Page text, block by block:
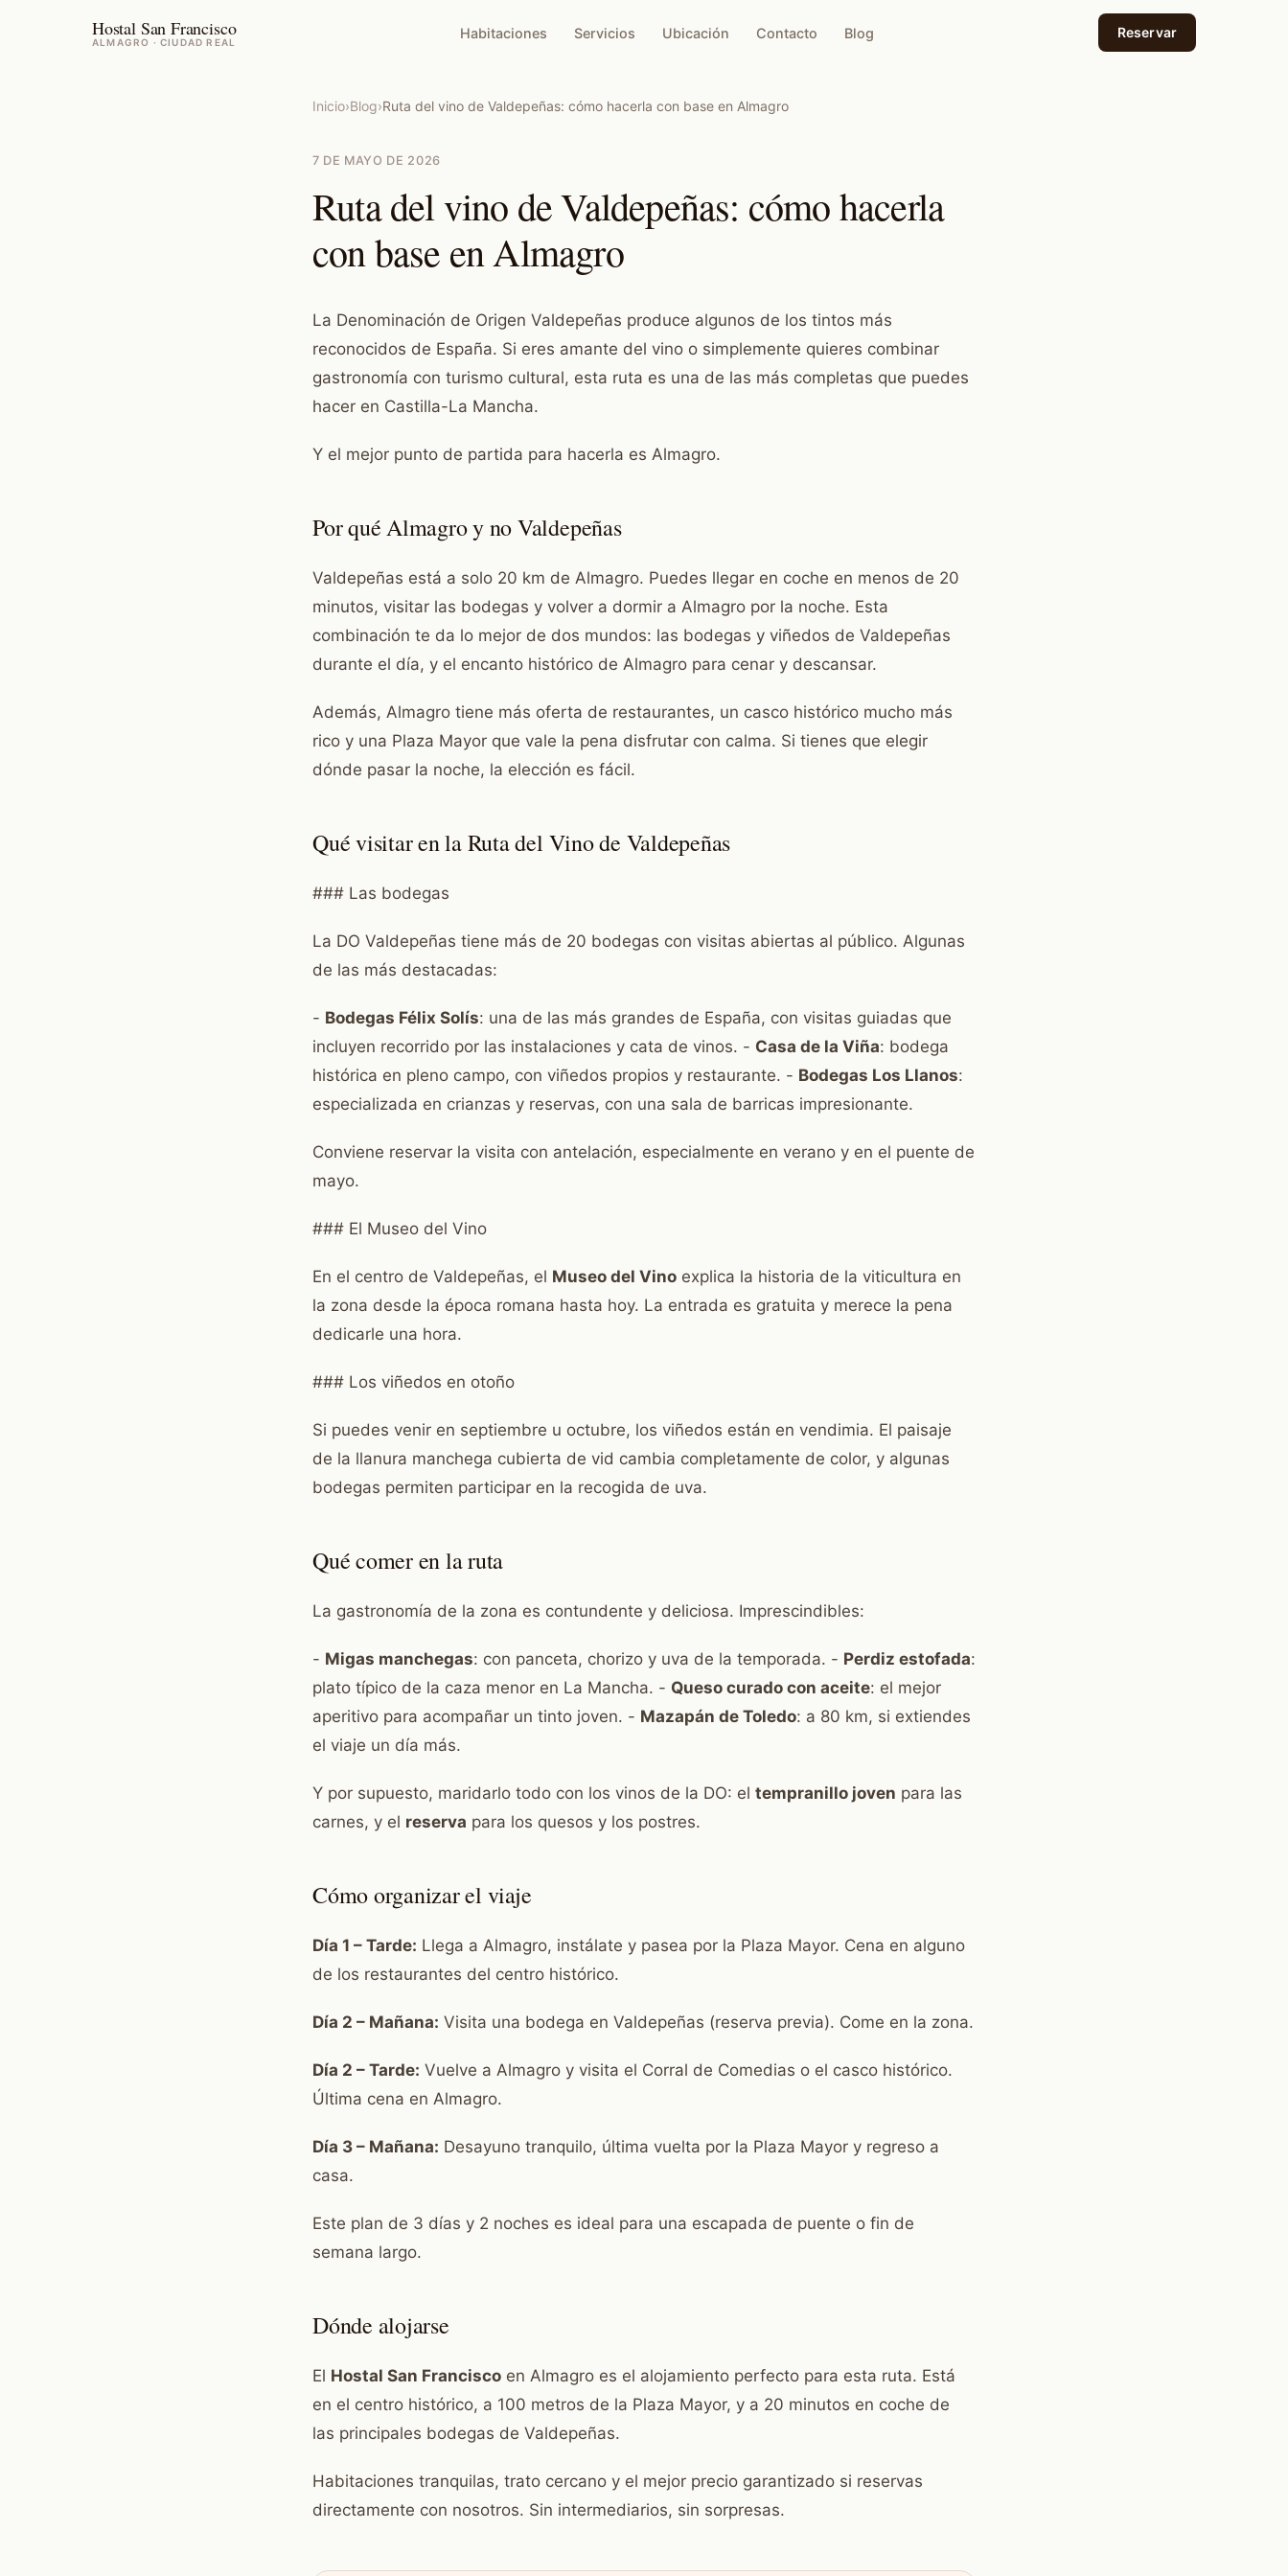
Hostal San Francisco
ALMAGRO · CIUDAD REAL
Habitaciones Servicios Ubicación Contacto Blog Reservar
Inicio›Blog›Ruta del vino de Valdepeñas: cómo hacerla con base en Almagro
7 DE MAYO DE 2026
Ruta del vino de Valdepeñas: cómo hacerla
con base en Almagro
La Denominación de Origen Valdepeñas produce algunos de los tintos más
reconocidos de España. Si eres amante del vino o simplemente quieres combinar
gastronomía con turismo cultural, esta ruta es una de las más completas que puedes
hacer en Castilla-La Mancha.
Y el mejor punto de partida para hacerla es Almagro.
Por qué Almagro y no Valdepeñas
Valdepeñas está a solo 20 km de Almagro. Puedes llegar en coche en menos de 20
minutos, visitar las bodegas y volver a dormir a Almagro por la noche. Esta
combinación te da lo mejor de dos mundos: las bodegas y viñedos de Valdepeñas
durante el día, y el encanto histórico de Almagro para cenar y descansar.
Además, Almagro tiene más oferta de restaurantes, un casco histórico mucho más
rico y una Plaza Mayor que vale la pena disfrutar con calma. Si tienes que elegir
dónde pasar la noche, la elección es fácil.
Qué visitar en la Ruta del Vino de Valdepeñas
### Las bodegas
La DO Valdepeñas tiene más de 20 bodegas con visitas abiertas al público. Algunas
de las más destacadas:
- Bodegas Félix Solís: una de las más grandes de España, con visitas guiadas que
incluyen recorrido por las instalaciones y cata de vinos. - Casa de la Viña: bodega
histórica en pleno campo, con viñedos propios y restaurante. - Bodegas Los Llanos:
especializada en crianzas y reservas, con una sala de barricas impresionante.
Conviene reservar la visita con antelación, especialmente en verano y en el puente de
mayo.
### El Museo del Vino
En el centro de Valdepeñas, el Museo del Vino explica la historia de la viticultura en
la zona desde la época romana hasta hoy. La entrada es gratuita y merece la pena
dedicarle una hora.
### Los viñedos en otoño
Si puedes venir en septiembre u octubre, los viñedos están en vendimia. El paisaje
de la llanura manchega cubierta de vid cambia completamente de color, y algunas
bodegas permiten participar en la recogida de uva.
Qué comer en la ruta
La gastronomía de la zona es contundente y deliciosa. Imprescindibles:
- Migas manchegas: con panceta, chorizo y uva de la temporada. - Perdiz estofada:
plato típico de la caza menor en La Mancha. - Queso curado con aceite: el mejor
aperitivo para acompañar un tinto joven. - Mazapán de Toledo: a 80 km, si extiendes
el viaje un día más.
Y por supuesto, maridarlo todo con los vinos de la DO: el tempranillo joven para las
carnes, y el reserva para los quesos y los postres.
Cómo organizar el viaje
Día 1 – Tarde: Llega a Almagro, instálate y pasea por la Plaza Mayor. Cena en alguno
de los restaurantes del centro histórico.
Día 2 – Mañana: Visita una bodega en Valdepeñas (reserva previa). Come en la zona.
Día 2 – Tarde: Vuelve a Almagro y visita el Corral de Comedias o el casco histórico.
Última cena en Almagro.
Día 3 – Mañana: Desayuno tranquilo, última vuelta por la Plaza Mayor y regreso a
casa.
Este plan de 3 días y 2 noches es ideal para una escapada de puente o fin de
semana largo.
Dónde alojarse
El Hostal San Francisco en Almagro es el alojamiento perfecto para esta ruta. Está
en el centro histórico, a 100 metros de la Plaza Mayor, y a 20 minutos en coche de
las principales bodegas de Valdepeñas.
Habitaciones tranquilas, trato cercano y el mejor precio garantizado si reservas
directamente con nosotros. Sin intermediarios, sin sorpresas.